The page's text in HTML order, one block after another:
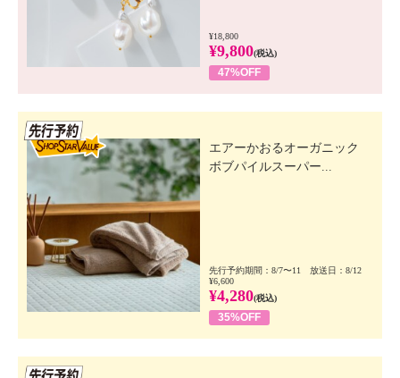
¥18,800
¥9,800(税込)
47%OFF
エアーかおるオーガニック
ボブパイルスーパー...
先行予約期間：8/7〜11 放送日：8/12
¥6,600
¥4,280(税込)
35%OFF